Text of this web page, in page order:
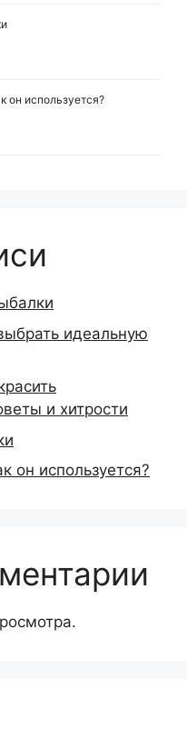
он используется?
идеальную
и хитрости
он используется?